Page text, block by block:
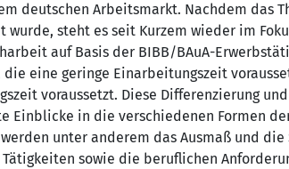
deutschen Arbeitsmarkt. Nachdem das
wurde, steht es seit Kurzem wieder im
auf Basis der BIBB/BAuA-
eine geringe Einarbeitungszeit
voraussetzt. Diese Differenzierung
Einblicke in die verschiedenen Formen
unter anderem das Ausmaß und
sowie die beruflichen